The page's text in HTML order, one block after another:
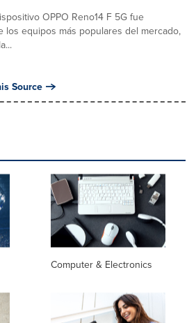
OPPO Reno14 F 5G fue
los equipos más populares del mercado,
Source
Computer & Electronics